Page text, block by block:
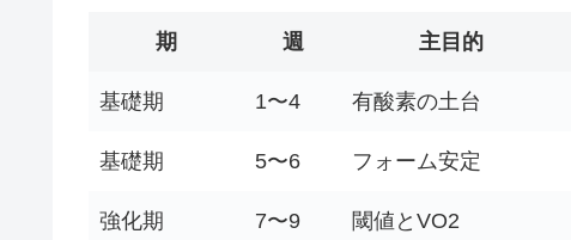
期 週 主目的
基礎期 1〜4 有酸素の土台
基礎期 5〜6 フォーム安定
強化期 7〜9 閾値とVO2